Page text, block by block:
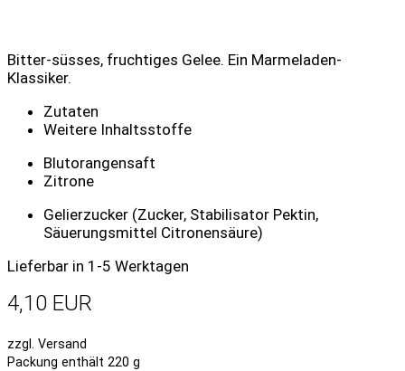
Bitter-süsses, fruchtiges Gelee. Ein Marmeladen-
Klassiker.
Zutaten
Weitere Inhaltsstoffe
Blutorangensaft
Zitrone
Gelierzucker (Zucker, Stabilisator Pektin,
Säuerungsmittel Citronensäure)
Lieferbar in 1-5 Werktagen
4,10 EUR
zzgl. Versand
Packung enthält 220 g